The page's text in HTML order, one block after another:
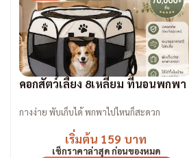
คอกสัตว์เลี้ยง 8เหลี่ยม ที่นอนพกพา
กางง่าย พับเก็บได้ พกพาไปไหนก็สะดวก
เริ่มต้น 159 บาท
เช็กราคาล่าสุด ก่อนของหมด